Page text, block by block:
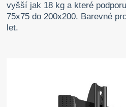
vyšší jak 18 kg a které
75x75 do 200x200. Barevné
let.